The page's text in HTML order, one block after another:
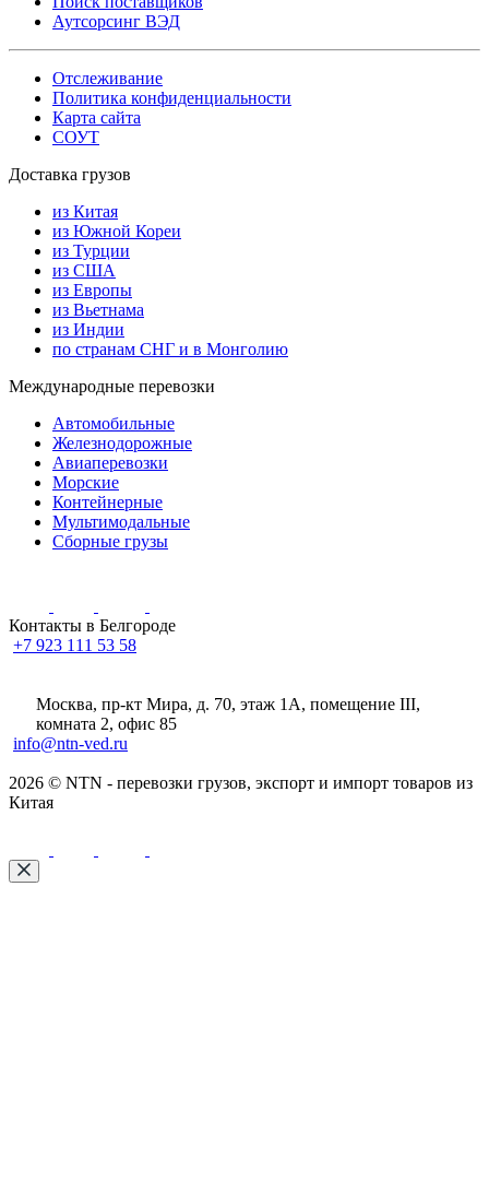
Аутсорсинг ВЭД
Отслеживание
Политика конфиденциальности
Карта сайта
СОУТ
Доставка грузов
из Китая
из Южной Кореи
из Турции
из США
из Европы
из Вьетнама
из Индии
по странам СНГ и в Монголию
Международные перевозки
Автомобильные
Железнодорожные
Авиаперевозки
Морские
Контейнерные
Мультимодальные
Сборные грузы
Контакты в Белгороде
+7 923 111 53 58
Москва, пр-кт Мира, д. 70, этаж 1А, помещение III,
комната 2, офис 85
info@ntn-ved.ru
2026 © NTN - перевозки грузов, экспорт и импорт товаров из
Китая